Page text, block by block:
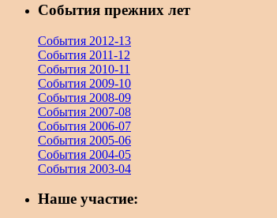
События прежних лет
События 2012-13
События 2011-12
События 2010-11
События 2009-10
События 2008-09
События 2007-08
События 2006-07
События 2005-06
События 2004-05
События 2003-04
Наше участие: